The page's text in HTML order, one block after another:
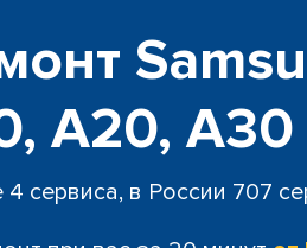
A20,
сервиса, в России 707